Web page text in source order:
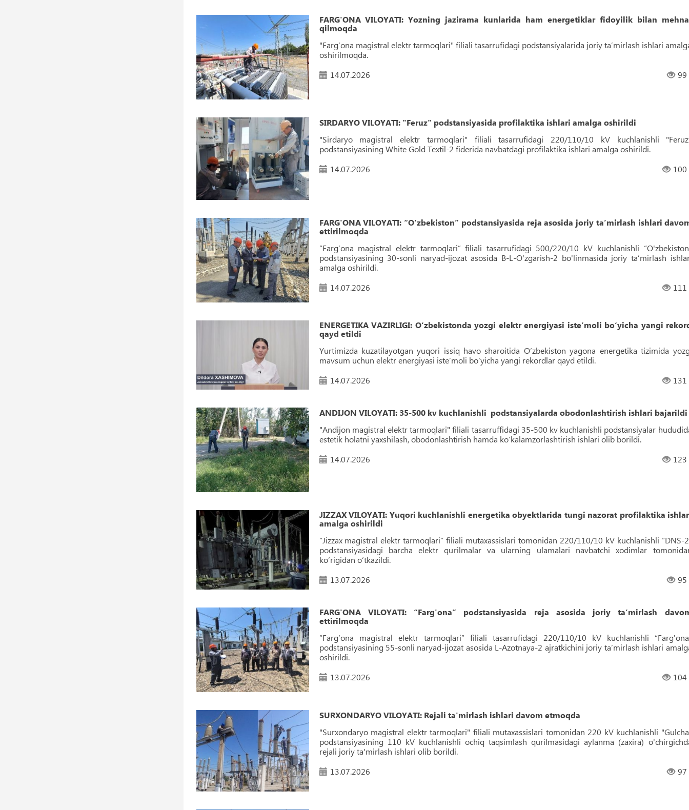
FARG'ONA VILOYATI: Yozning jazirama kunlarida ham energetiklar fidoyilik bilan
qilmoqda
"Farg‘ona magistral elektr tarmoqlari" filiali tasarrufidagi podstansiyalarida joriy ta’mirlash ishlari
oshirilmoqda.
14.07.2026
99
SIRDARYO VILOYATI: "Feruz" podstansiyasida profilaktika ishlari amalga oshirildi
"Sirdaryo magistral elektr tarmoqlari" filiali tasarrufidagi 220/110/10 kV kuchlanishli
podstansiyasining White Gold Textil-2 fiderida navbatdagi profilaktika ishlari amalga oshirildi.
14.07.2026
100
FARG'ONA VILOYATI: “O'zbekiston” podstansiyasida reja asosida joriy ta’mirlash ishlari
ettirilmoqda
“Farg‘ona magistral elektr tarmoqlari” filiali tasarrufidagi 500/220/10 kV kuchlanishli
podstansiyasining 30-sonli naryad-ijozat asosida B-L-O'zgarish-2 bo'linmasida joriy ta’mirlash
amalga oshirildi.
14.07.2026
111
ENERGETIKA VAZIRLIGI: O‘zbekistonda yozgi elektr energiyasi iste’moli bo‘yicha yangi
qayd etildi
Yurtimizda kuzatilayotgan yuqori issiq havo sharoitida O‘zbekiston yagona energetika tizimida
mavsum uchun elektr energiyasi iste’moli bo‘yicha yangi rekordlar qayd etildi.
14.07.2026
131
ANDIJON VILOYATI: 35-500 kv kuchlanishli podstansiyalarda obodonlashtirish ishlari bajarildi
"Andijon magistral elektr tarmoqlari" filiali tasarruffidagi 35-500 kv kuchlanishli podstansiyalar
estetik holatni yaxshilash, obodonlashtirish hamda ko‘kalamzorlashtirish ishlari olib borildi.
14.07.2026
123
JIZZAX VILOYATI: Yuqori kuchlanishli energetika obyektlarida tungi nazorat profilaktika
amalga oshirildi
“Jizzax magistral elektr tarmoqlari” filiali mutaxassislari tomonidan 220/110/10 kV kuchlanishli “DNS-
podstansiyasidagi barcha elektr qurilmalar va ularning ulamalari navbatchi xodimlar
ko‘rigidan o‘tkazildi.
13.07.2026
95
FARG'ONA VILOYATI: “Farg'ona” podstansiyasida reja asosida joriy ta’mirlash
ettirilmoqda
“Farg‘ona magistral elektr tarmoqlari” filiali tasarrufidagi 220/110/10 kV kuchlanishli
podstansiyasining 55-sonli naryad-ijozat asosida L-Azotnaya-2 ajratkichini joriy ta’mirlash ishlari
oshirildi.
13.07.2026
104
SURXONDARYO VILOYATI: Rejali ta'mirlash ishlari davom etmoqda
"Surxondaryo magistral elektr tarmoqlari" filiali mutaxassislari tomonidan 220 kV kuchlanishli
podstansiyasining 110 kV kuchlanishli ochiq taqsimlash qurilmasidagi aylanma (zaxira)
rejali joriy ta'mirlash ishlari olib borildi.
13.07.2026
97